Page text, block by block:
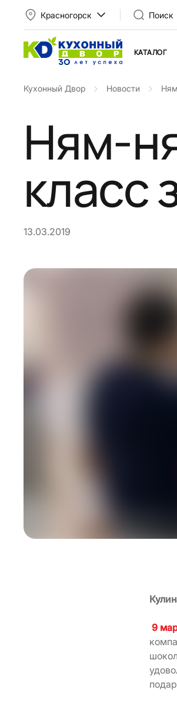
Красногорск Поиск
КАТАЛОГ
Кухонный Двор Новости
Ням-
класс
13.03.2019
9